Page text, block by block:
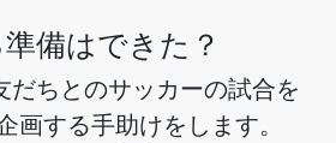
備はできた？
だちとのサッカーの試合を
画する手助けをします。